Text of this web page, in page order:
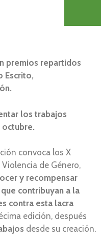
premios repartidos
Escrito,
los trabajos
convoca los X
de Género,
y recompensar
contribuyan a la
contra esta lacra
edición, después
desde su creación.